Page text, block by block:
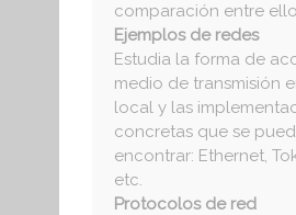
comparación entre
Ejemplos de redes
Estudia la forma de
medio de transmisión
local y las
concretas que se
encontrar: Ethernet,
etc.
Protocolos de red